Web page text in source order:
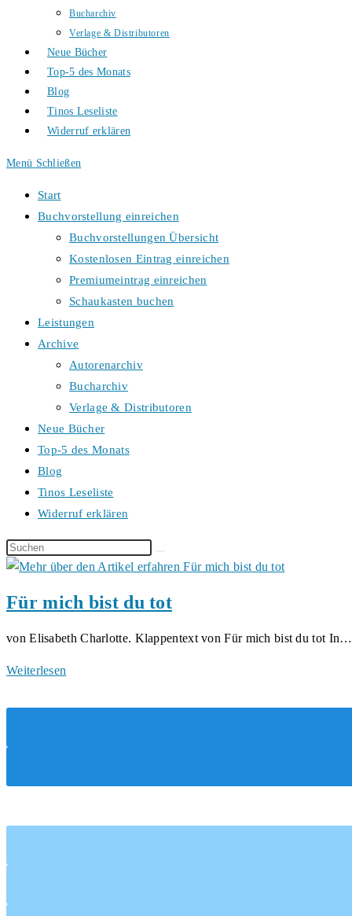
Bucharchiv
Verlage & Distributoren
Neue Bücher
Top-5 des Monats
Blog
Tinos Leseliste
Widerruf erklären
Menü Schließen
Start
Buchvorstellung einreichen
Buchvorstellungen Übersicht
Kostenlosen Eintrag einreichen
Premiumeintrag einreichen
Schaukasten buchen
Leistungen
Archive
Autorenarchiv
Bucharchiv
Verlage & Distributoren
Neue Bücher
Top-5 des Monats
Blog
Tinos Leseliste
Widerruf erklären
Diese
Website
Für mich bist du tot
von Elisabeth Charlotte. Klappentext von Für mich bist du tot In…
Weiterlesen
bist